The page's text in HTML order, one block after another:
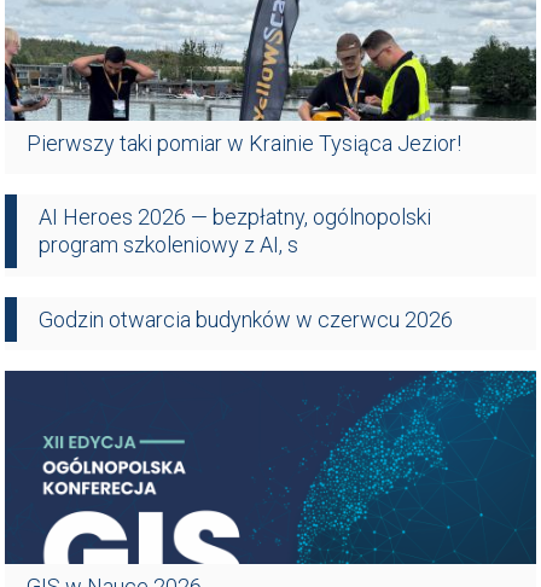
Pierwszy taki pomiar w Krainie Tysiąca Jezior!
AI Heroes 2026 — bezpłatny, ogólnopolski
program szkoleniowy z AI, s
Godzin otwarcia budynków w czerwcu 2026